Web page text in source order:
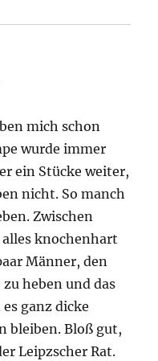
mich schon
wurde immer
ein Stücke weiter,
nicht. So manch
Zwischen
knochenhart
Männer, den
heben und das
ganz dicke
bleiben. Bloß gut,
Leipzscher Rat.